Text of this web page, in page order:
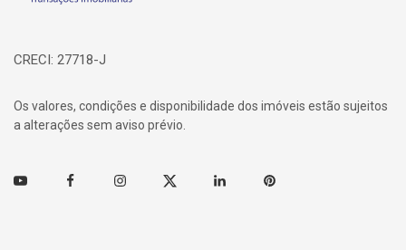
CRECI: 27718-J
Os valores, condições e disponibilidade dos imóveis estão sujeitos
a alterações sem aviso prévio.
Youtube FacebookInstagramTwitter Linkedin Pinterest